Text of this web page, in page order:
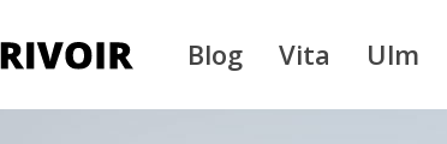
Blog Vita Ulm